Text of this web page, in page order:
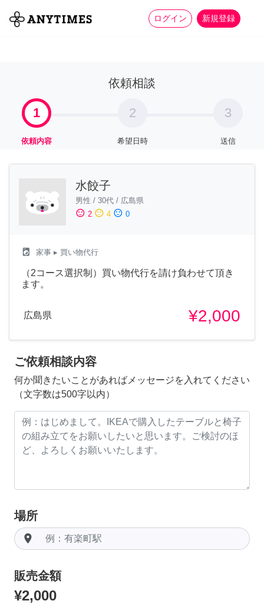
ログイン 新規登録
全て 家事 more_horiz
依頼相談
1
依頼内容
2
希望日時
3
送信
水餃子
男性 / 30代 / 広島県
sentiment_satisfied 2 sentiment_neutral 4 sentiment_dissatisfied 0
local_laundry_service 家事 ▸ 買い物代行
（2コース選択制）買い物代行を請け負わせて頂き
ます。
広島県 ¥2,000
ご依頼相談内容
何か聞きたいことがあればメッセージを入れてください
（文字数は500字以内）
場所
room
販売金額
¥2,000